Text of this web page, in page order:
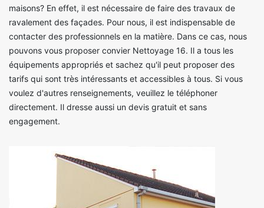
maisons? En effet, il est nécessaire de faire des travaux de
ravalement des façades. Pour nous, il est indispensable de
contacter des professionnels en la matière. Dans ce cas, nous
pouvons vous proposer convier Nettoyage 16. Il a tous les
équipements appropriés et sachez qu'il peut proposer des
tarifs qui sont très intéressants et accessibles à tous. Si vous
voulez d'autres renseignements, veuillez le téléphoner
directement. Il dresse aussi un devis gratuit et sans
engagement.